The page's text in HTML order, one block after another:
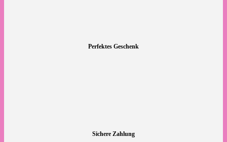
Perfektes Geschenk
Sichere Zahlung